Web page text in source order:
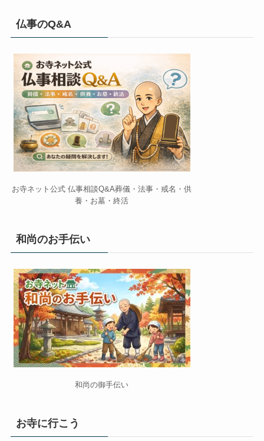
仏事のQ&A
お寺ネット公式 仏事相談Q&A葬儀・法事・戒名・供
養・お墓・終活
和尚のお手伝い
和尚の御手伝い
お寺に行こう